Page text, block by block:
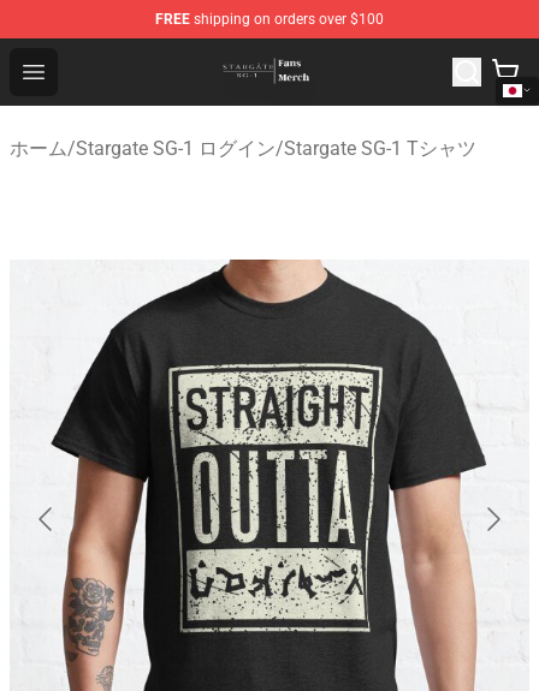
FREE shipping on orders over $100
Open menu
Stargate SG-1 Store - Official Stargate SG-1
ホーム/Stargate SG-1 ログイン/Stargate SG-1 Tシャツ